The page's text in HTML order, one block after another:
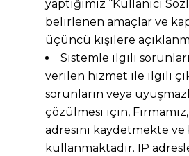
yaptığımız “Kullanıcı
belirlenen amaçlar ve
üçüncü kişilere
Sistemle ilgili
verilen hizmet ile ilgili
sorunların veya
çözülmesi için,
adresini kaydetmekte ve
kullanmaktadır. IP